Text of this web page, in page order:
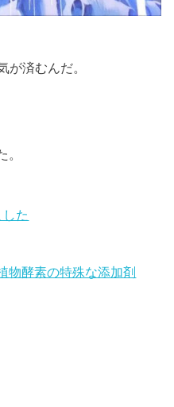
が済むんだ。
。
た
物酵素の特殊な添加剤